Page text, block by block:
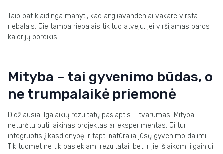
Taip pat klaidinga manyti, kad angliavandeniai vakare virsta
riebalais. Jie tampa riebalais tik tuo atveju, jei viršijamas paros
kalorijų poreikis.
Mityba – tai gyvenimo būdas, o
ne trumpalaikė priemonė
Didžiausia ilgalaikių rezultatų paslaptis – tvarumas. Mityba
neturėtų būti laikinas projektas ar eksperimentas. Ji turi
integruotis į kasdienybę ir tapti natūralia jūsų gyvenimo dalimi.
Tik tuomet ne tik pasiekiami rezultatai, bet ir jie išlaikomi ilgainiui.